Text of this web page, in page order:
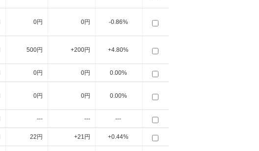
0円 0円 -0.86%
500円 +200円 +4.80%
0円 0円 0.00%
0円 0円 0.00%
--- --- ---
22円 +21円 +0.44%